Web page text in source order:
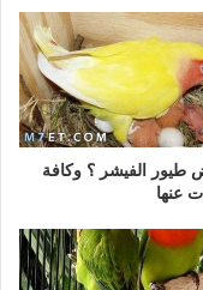
طيور الفيشر ؟ وكافة
عنها